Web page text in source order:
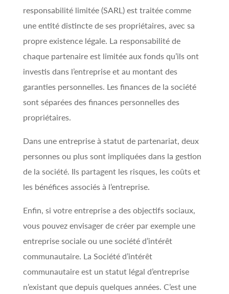
responsabilité limitée (SARL) est traitée comme
une entité distincte de ses propriétaires, avec sa
propre existence légale. La responsabilité de
chaque partenaire est limitée aux fonds qu’ils ont
investis dans l’entreprise et au montant des
garanties personnelles. Les finances de la société
sont séparées des finances personnelles des
propriétaires.
Dans une entreprise à statut de partenariat, deux
personnes ou plus sont impliquées dans la gestion
de la société. Ils partagent les risques, les coûts et
les bénéfices associés à l’entreprise.
Enfin, si votre entreprise a des objectifs sociaux,
vous pouvez envisager de créer par exemple une
entreprise sociale ou une société d’intérêt
communautaire. La Société d’intérêt
communautaire est un statut légal d’entreprise
n’existant que depuis quelques années. C’est une